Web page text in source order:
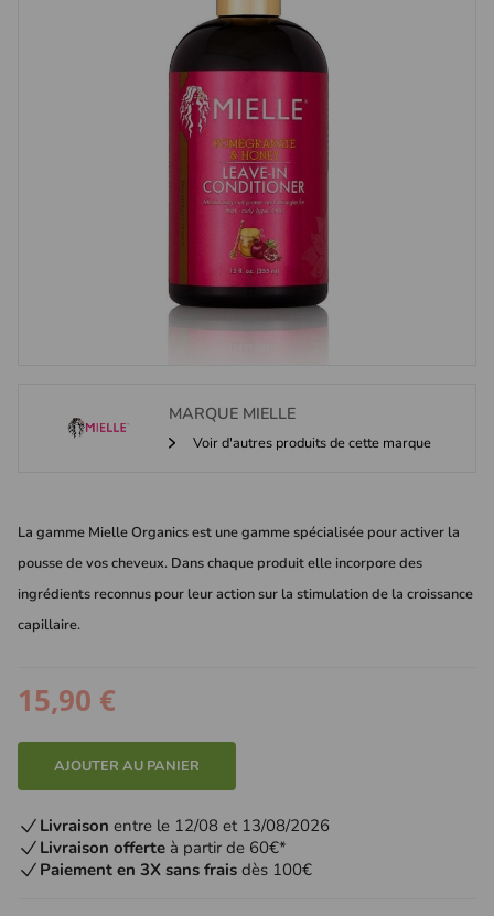
MARQUE MIELLE
Voir d'autres produits de cette marque
La gamme Mielle Organics est une gamme spécialisée pour activer la
pousse de vos cheveux. Dans chaque produit elle incorpore des
ingrédients reconnus pour leur action sur la stimulation de la croissance
capillaire.
15,90 €
AJOUTER AU PANIER
Livraison entre le 12/08 et 13/08/2026
Livraison offerte à partir de 60€*
Paiement en 3X sans frais dès 100€